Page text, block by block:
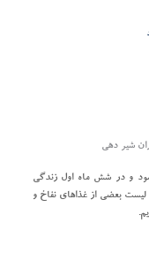
شیر دهی
و در شش ماه اول زندگی
لیست بعضی از غذاهای نفاخ و